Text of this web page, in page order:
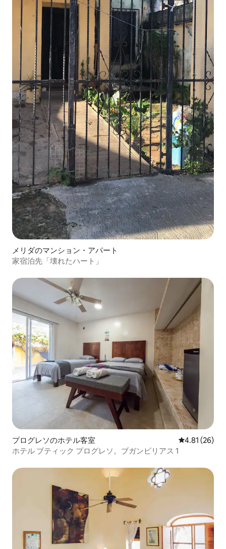
メリダのマンション・アパート
家宿泊先「壊れたハート」
プログレソのホテル客室 レビュー26
4.81 (26)
ホテル ブティック プログレソ。ブガンビリアス 1